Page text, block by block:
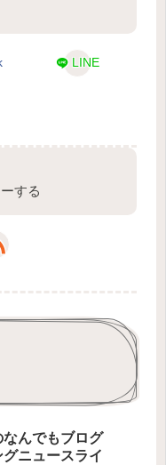
LINE
する
なんでもブログ
グニュースライ